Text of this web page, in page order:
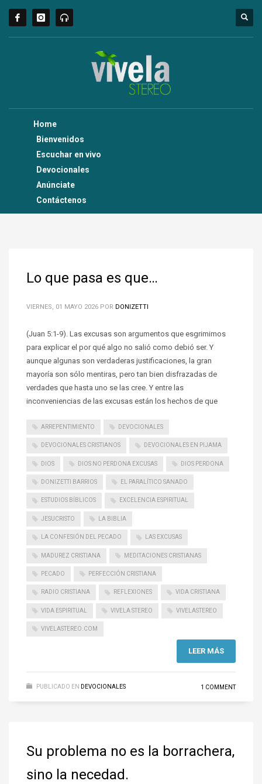
Home
Bienvenidos
Escuchar en vivo
Devocionales
Anúnciate
Contáctenos
Lo que pasa es que…
VIERNES, 01 MAYO 2026 POR DONIZETTI
(Juan 5:1-9). Las excusas son argumentos que esgrimimos
para explicar el por qué algo no salió como debió ser. Y
aunque algunas son verdaderas justificaciones, la gran
mayoría son sólo mentiras, pero tan bien disfrazadas de
verdades que hasta uno se las cree. Y entre las
inconveniencias de las excusas están los hechos de que
ARREPENTIMIENTO DEVOCIONALES
DEVOCIONALES CRISTIANOS DEVOCIONALES EN PIJAMA
DIOS DIOS NO PERDONA EXCUSAS DIOS PERDONA
DONIZETTI BARRIOS EL PARALÍTICO SANADO
ESTUDIOS BÍBLICOS EXCELENCIA ESPIRITUAL
JESUCRISTO LA BIBLIA
LA CONFESIÓN DEL PECADO LAS EXCUSAS
MADUREZ CRISTIANA MEDITACIONES CRISTIANAS
PECADO PERFECCIÓN CRISTIANA
RADIO CRISTIANA REFLEXIONES VIDA CRISTIANA
VIDA ESPIRITUAL VIVELA STEREO VIVELASTEREO
VIVELASTEREO.COM
LEER MÁS
PUBLICADO EN DEVOCIONALES 1 COMMENT
Su problema no es la borrachera,
sino la necedad.